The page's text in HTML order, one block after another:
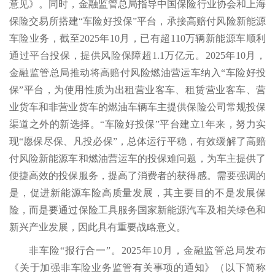
意见》。同时，金融监管总局指导中国保险行业协会和上海
保险交易所搭建“车险好投保”平台，承接高赔付风险新能源
车险业务，截至2025年10月，已有超110万辆新能源车顺利
通过平台投保，提供风险保障超1.1万亿元。2025年10月，
金融监管总局推动将高赔付风险燃油营运车纳入“车险好投
保”平台，为使用性质为出租营业客车、租赁营业客车、营
业货车和非营业货车的燃油车辆车主提供保险公司常规投保
渠道之外的新选择。“车险好投保”平台建立1年来，努力实
现“愿保尽保、凡投必保”，总体运行平稳，有效缓解了高赔
付风险新能源车和燃油营运车的投保难问题，为车主提供了
便捷高效的投保服务，提高了消费者的获得感。需要强调的
是，促进新能源车险高质量发展，其主要目的不是发展保
险，而是要通过保险工具服务国家新能源汽车及相关绿色和
新兴产业发展，因此具有重要战略意义。
非车险“报行合一”。2025年10月，金融监管总局发布
《关于加强非车险业务监管有关事项的通知》（以下简称